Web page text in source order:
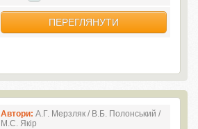
ПЕРЕГЛЯНУТИ
Автори: А.Г. Мерзляк / В.Б. Полонський /
М.С. Якір